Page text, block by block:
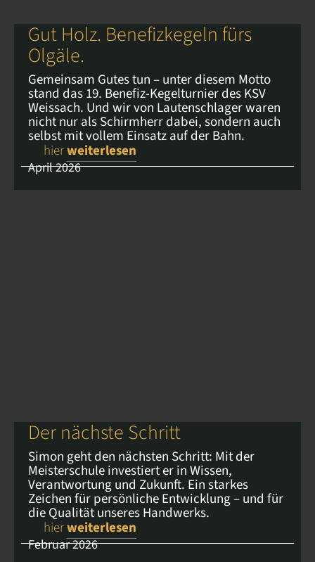
Gut Holz. Benefizkegeln fürs
Olgäle.
Gemeinsam Gutes tun – unter diesem Motto
stand das 19. Benefiz-Kegelturnier des KSV
Weissach. Und wir von Lautenschlager waren
nicht nur als Schirmherr dabei, sondern auch
selbst mit vollem Einsatz auf der Bahn.
hierweiterlesen
April 2026
Der nächste Schritt
Simon geht den nächsten Schritt: Mit der
Meisterschule investiert er in Wissen,
Verantwortung und Zukunft. Ein starkes
Zeichen für persönliche Entwicklung – und für
die Qualität unseres Handwerks.
hierweiterlesen
Februar 2026